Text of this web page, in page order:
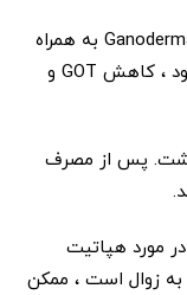
بعلاوه ، یک بیمار که از گانودرما Ganoderma Lucidum به همراه
برخی داروهای گیاهی چینی استفاده کرده بود ، کاهش GOT و
پس از مصرف
در مورد هپاتیت
به زوال است ، ممکن